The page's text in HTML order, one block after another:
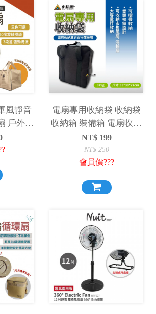
風靜音
戶外電
電扇
電扇專用收納袋 收納袋
收納箱 裝備箱 電扇收納
袋 萬用袋 露營 野營 電
扇收納包
NT$ 199
NT$250
會員價???